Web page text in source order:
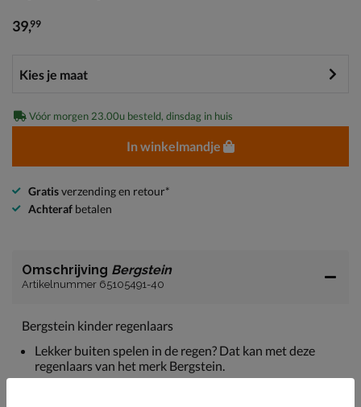
€ 39,99
39,99
Vóór morgen 23.00u besteld, dinsdag in huis
In winkelmandje
Gratisverzending en retour*
Achteraf betalen
Omschrijving Bergstein
Artikelnummer 65105491-40
Bergstein kinder regenlaars
Lekker buiten spelen in de regen? Dat kan met deze
regenlaars van het merk Bergstein.